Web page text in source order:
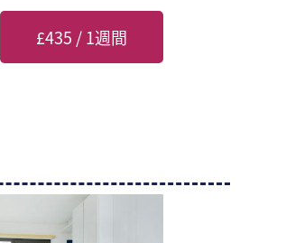
£435 / 1週間